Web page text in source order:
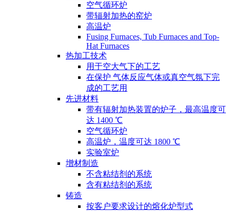
空气循环炉
带辐射加热的窑炉
高温炉
Fusing Furnaces, Tub Furnaces and Top-
Hat Furnaces
热加工技术
用于空大气下的工艺
在保护 气体反应气体或真空气氛下完
成的工艺用
先进材料
带有辐射加热装置的炉子，最高温度可
达 1400 ℃
空气循环炉
高温炉，温度可达 1800 ℃
实验室炉
增材制造
不含粘结剂的系统
含有粘结剂的系统
铸造
按客户要求设计的熔化炉型式